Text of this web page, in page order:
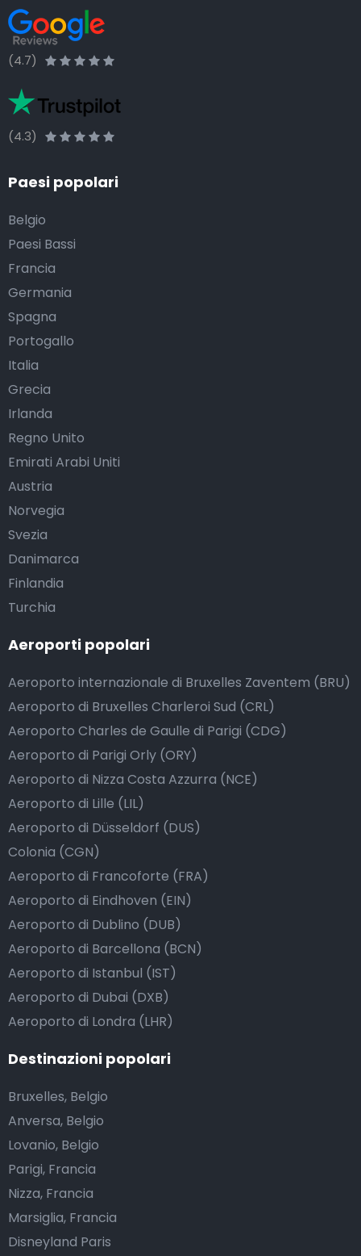
(4.7)
(4.3)
Paesi popolari
Belgio
Paesi Bassi
Francia
Germania
Spagna
Portogallo
Italia
Grecia
Irlanda
Regno Unito
Emirati Arabi Uniti
Austria
Norvegia
Svezia
Danimarca
Finlandia
Turchia
Aeroporti popolari
Aeroporto internazionale di Bruxelles Zaventem (BRU)
Aeroporto di Bruxelles Charleroi Sud (CRL)
Aeroporto Charles de Gaulle di Parigi (CDG)
Aeroporto di Parigi Orly (ORY)
Aeroporto di Nizza Costa Azzurra (NCE)
Aeroporto di Lille (LIL)
Aeroporto di Düsseldorf (DUS)
Colonia (CGN)
Aeroporto di Francoforte (FRA)
Aeroporto di Eindhoven (EIN)
Aeroporto di Dublino (DUB)
Aeroporto di Barcellona (BCN)
Aeroporto di Istanbul (IST)
Aeroporto di Dubai (DXB)
Aeroporto di Londra (LHR)
Destinazioni popolari
Bruxelles, Belgio
Anversa, Belgio
Lovanio, Belgio
Parigi, Francia
Nizza, Francia
Marsiglia, Francia
Disneyland Paris